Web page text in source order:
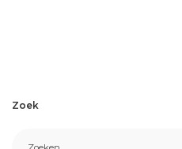
Zoek